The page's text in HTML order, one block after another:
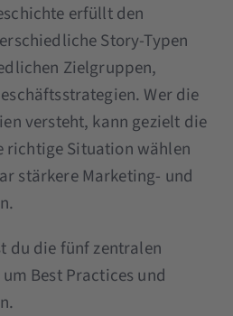
erfüllt den
Story-Typen
Zielgruppen,
Wer die
versteht, kann gezielt die
Situation wählen
stärkere Marketing- und
du die fünf zentralen
Best Practices und